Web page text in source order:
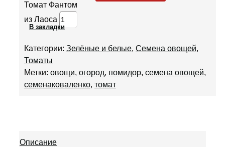
Томат Фантом
из Лаоса
В закладки
Категории: Зелёные и белые, Семена овощей,
Томаты
Метки: овощи, огород, помидор, семена овощей,
семенаковаленко, томат
Описание